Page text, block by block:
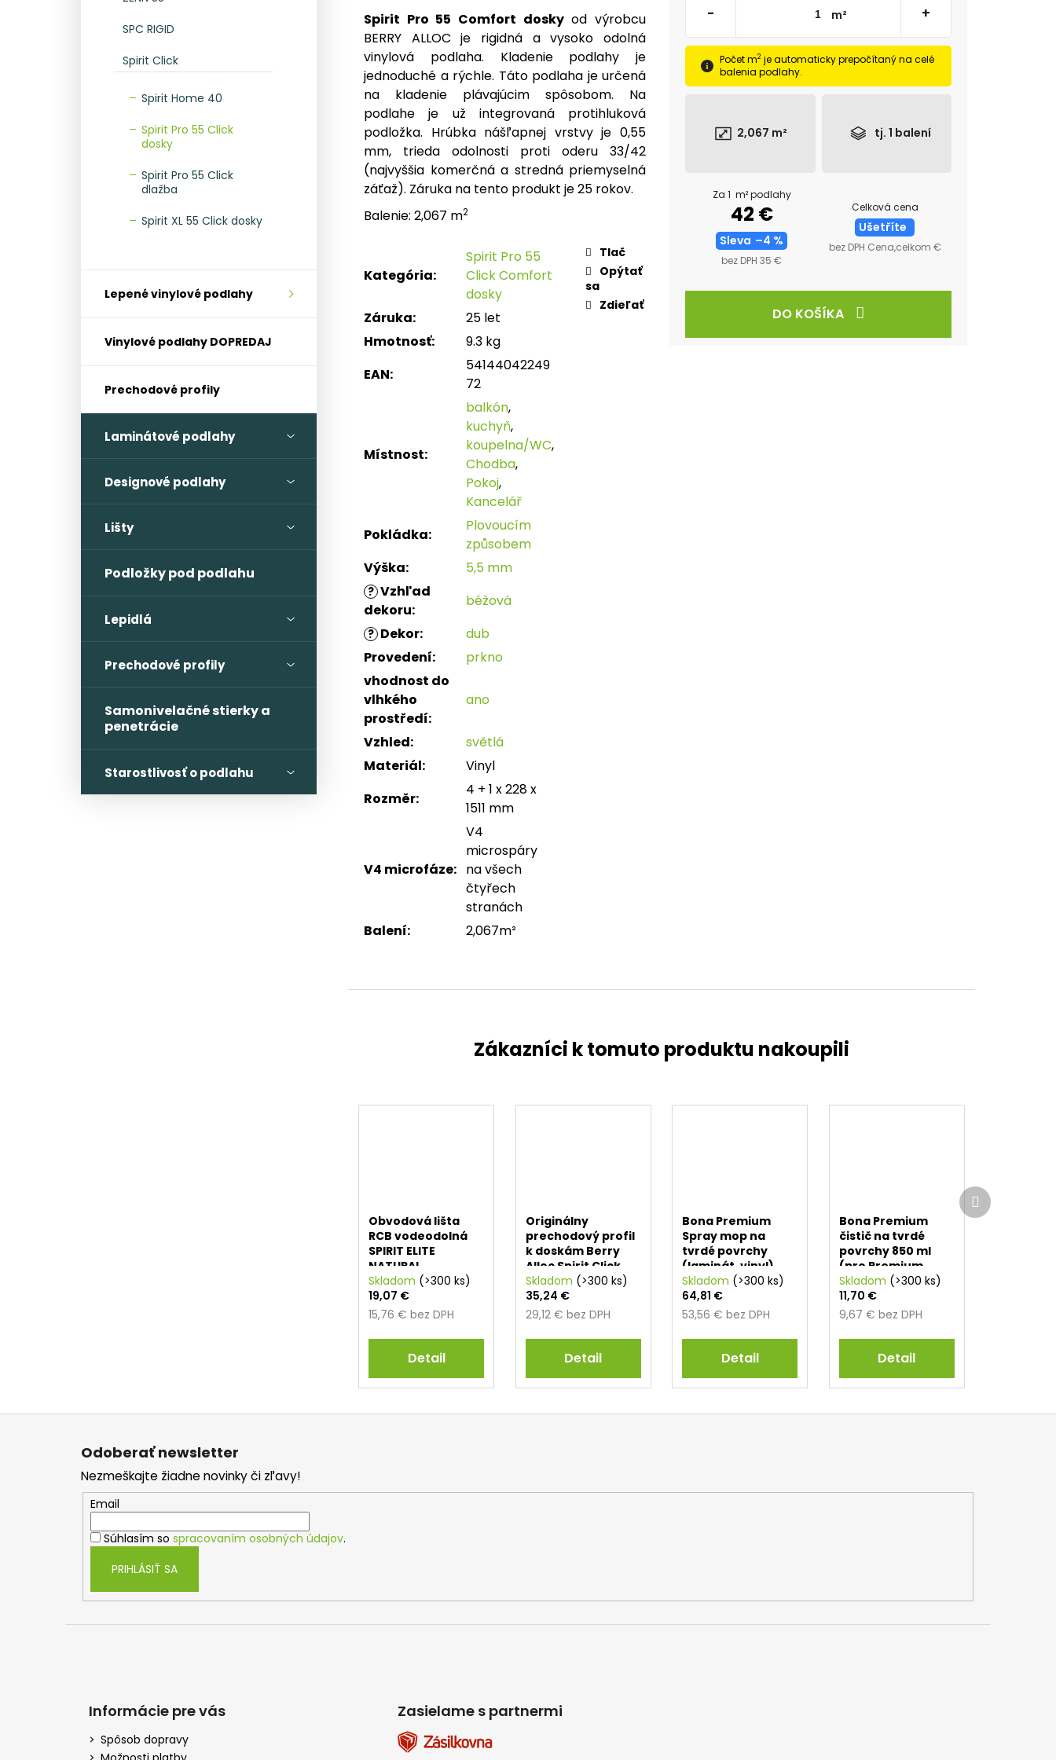
SPC RIGID
Spirit Click
Spirit Home 40
Spirit Pro 55 Click
dosky
Spirit Pro 55 Click
dlažba
Spirit XL 55 Click dosky
Lepené vinylové podlahy
Vinylové podlahy DOPREDAJ
Prechodové profily
Laminátové podlahy
Designové podlahy
Lišty
Podložky pod podlahu
Lepidlá
Prechodové profily
Samonivelačné stierky a
penetrácie
Starostlivosť o podlahu
- m² +
Počet m2 je automaticky prepočítaný na celé
balenia podlahy.
2,067 m² tj. 1 balení
Za 1 m² podlahy
42 €
Sleva –4 %
bez DPH 35 €
Celková cena
Ušetříte
bez DPH Cena,celkom €
DO KOŠÍKA
Spirit Pro 55 Comfort doskyod výrobcu
BERRY ALLOC je rigidná a vysoko odolná
vinylová podlaha. Kladenie podlahy je
jednoduché a rýchle. Táto podlaha je určená
na kladenie plávajúcim spôsobom. Na
podlahe je už integrovaná protihluková
podložka. Hrúbka nášľapnej vrstvy je 0,55
mm, trieda odolnosti proti oderu 33/42
(najvyššia komerčná a stredná priemyselná
záťaž). Záruka na tento produkt je 25 rokov.
Balenie: 2,067 m2
Kategória:
Spirit Pro 55
Click Comfort
dosky
Záruka:
25 let
Hmotnosť:
9.3 kg
EAN:
54144042249
72
Místnost:
balkón,
kuchyň,
koupelna/WC,
Chodba,
Pokoj,
Kancelář
Pokládka:
Plovoucím
způsobem
Výška: 5,5 mm
? Vzhľad
dekoru:
béžová
? Dekor:
dub
Provedení:
prkno
vhodnost do
vlhkého
prostředí:
ano
Vzhled:
světlá
Materiál:
Vinyl
Rozměr:
4 + 1 x 228 x
1511 mm
V4 microfáze:
V4
microspáry
na všech
čtyřech
stranách
Balení: 2,067m²
Tlač
Opýtať
sa
Zdieľať
Obvodová lišta
RCB vodeodolná
SPIRIT ELITE
NATURAL
Skladom (>300 ks)
15,76 € bez DPH
19,07 €
Detail
Originálny
prechodový profil
k doskám Berry
Alloc Spirit Click
(1000 x 40 x 8 mm)
Skladom (>300 ks)
29,12 € bez DPH
35,24 €
Detail
Bona Premium
Spray mop na
tvrdé povrchy
(laminát, vinyl)
Skladom (>300 ks)
53,56 € bez DPH
64,81 €
Detail
Bona Premium
čistič na tvrdé
povrchy 850 ml
(pro Premium
Spray mop)
Skladom (>300 ks)
9,67 € bez DPH
11,70 €
Detail
Ďalší
produkt
Odoberať newsletter
Nezmeškajte žiadne novinky či zľavy!
Email
Súhlasím so spracovaním osobných údajov.
PRIHLÁSIŤ SA
Informácie pre vás
Spôsob dopravy
Zasielame s partnermi